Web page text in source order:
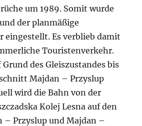
um 1989. Somit wurde
der planmäßige
eingestellt. Es verblieb damit
Touristenverkehr.
Grund des Gleiszustandes bis
Majdan – Przyslup
wird die Bahn von der
Kolej Lesna auf den
– Przyslup und Majdan –